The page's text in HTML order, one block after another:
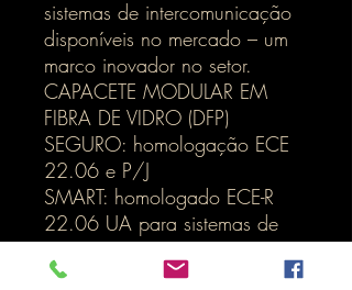
sistemas de intercomunicação
disponíveis no mercado – um
marco inovador no setor.
CAPACETE MODULAR EM
FIBRA DE VIDRO (DFP)
SEGURO: homologação ECE
22.06 e P/J
SMART: homologado ECE-R
22.06 UA para sistemas de
comunicação
SILENCIOSO: 87.5 dB(A) a